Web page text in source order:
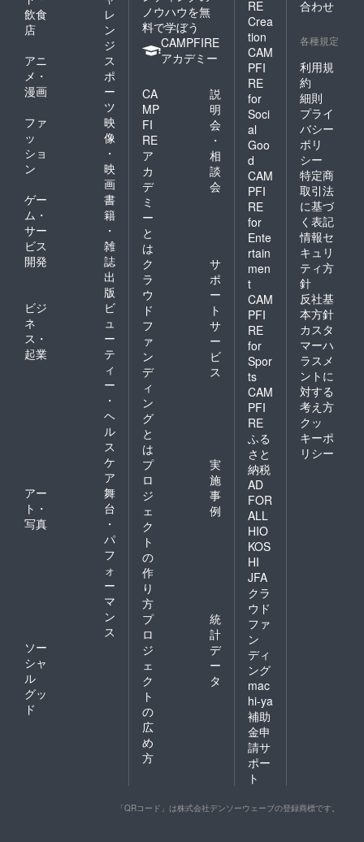
飲食
店
レ
ン
ジ
アニ
メ・
漫画
ス
ポ
ー
ツ
ファ
ッ
ショ
ン
映
像
・
映
画
ゲー
ム・
サー
ビス
開発
書
籍
・
雑
誌
出
版
ビジ
ネ
ス・
起業
ビ
ュ
ー
テ
ィ
ー
・
ヘ
ル
ス
ケ
ア
アー
ト・
写真
舞
台
・
パ
フ
ォ
ー
マ
ン
ス
ソー
シャ
ル
グッ
ド
ノウハウを無
料で学ぼう
CAMPFIRE
アカデミー
CA
MP
FI
RE
ア
カ
デ
ミ
ー
と
は
説
明
会
・
相
談
会
ク
ラ
ウ
ド
フ
ァ
ン
デ
ィ
ン
グ
と
は
サ
ポ
ー
ト
サ
ー
ビ
ス
プ
ロ
ジ
ェ
ク
ト
の
作
り
方
実
施
事
例
プ
ロ
ジ
ェ
ク
ト
の
広
め
方
統
計
デ
ー
タ
RE
Crea
tion
CAM
PFI
RE
for
Soci
al
Goo
d
CAM
PFI
RE
for
Ente
rtain
men
t
CAM
PFI
RE
for
Spor
ts
CAM
PFI
RE
ふる
さと
納税
AD
FOR
ALL
HIO
KOS
HI
JFA
クラ
ウド
ファ
ン
ディ
ング
mac
hi-ya
補助
金申
請サ
ポー
ト
合わせ
各種規定
利用規
約
細則
プライ
バシー
ポリ
シー
特定商
取引法
に基づ
く表記
情報セ
キュリ
ティ方
針
反社基
本方針
カスタ
マーハ
ラスメ
ントに
対する
考え方
クッ
キーポ
リシー
「QRコード」は株式会社デンソーウェーブの登録商標です。